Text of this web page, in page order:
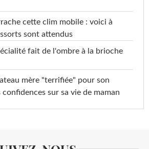
cette clim mobile : voici à
sont attendus
fait de l'ombre à la brioche
mère "terrifiée" pour son
sur sa vie de maman